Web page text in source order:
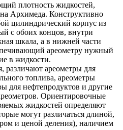
плотность жидкостей,
Архимеда. Конструктивно
цилиндрический корпус из
с обоих концов, внутри
шкала, а в нижней части
ареометру нужный
в жидкости.
различают ареометры для
топлива, ареометры
для нефтепродуктов и другие
Ориентировочные
жидкостей определяют
могут различаться длиной,
и ценой деления), наличием